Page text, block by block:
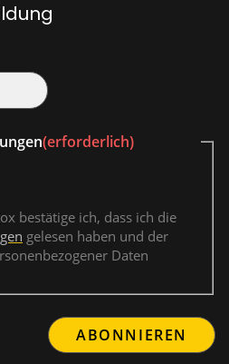
(erforderlich)
bestätige ich, dass ich die
gelesen haben und der
Daten